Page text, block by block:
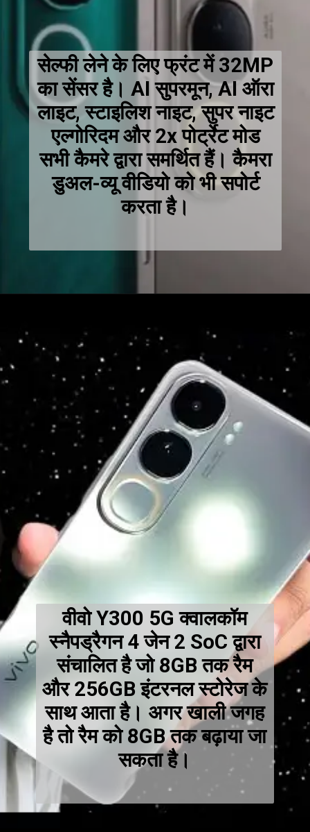
सेल्फी लेने के लिए फ्रंट में 32MP
का सेंसर है। AI सुपरमून, AI ऑरा
लाइट, स्टाइलिश नाइट, सुपर नाइट
एल्गोरिदम और 2x पोर्ट्रेट मोड
सभी कैमरे द्वारा समर्थित हैं। कैमरा
डुअल-व्यू वीडियो को भी सपोर्ट
करता है।
वीवो Y300 5G क्वालकॉम
स्नैपड्रैगन 4 जेन 2 SoC द्वारा
संचालित है जो 8GB तक रैम
और 256GB इंटरनल स्टोरेज के
साथ आता है। अगर खाली जगह
है तो रैम को 8GB तक बढ़ाया जा
सकता है।